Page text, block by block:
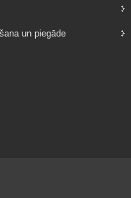
un piegāde